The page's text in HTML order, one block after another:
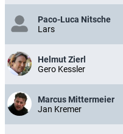
Paco-Luca Nitsche
Lars
Helmut Zierl
Gero Kessler
Marcus Mittermeier
Jan Kremer